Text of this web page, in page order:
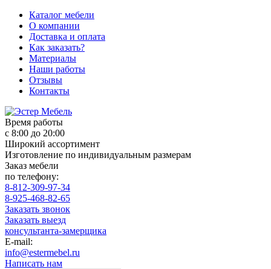
Каталог мебели
О компании
Доставка и оплата
Как заказать?
Материалы
Наши работы
Отзывы
Контакты
Время работы
с 8:00 до 20:00
Широкий ассортимент
Изготовление по индивидуальным размерам
Заказ мебели
по телефону:
8-812-309-97-34
8-925-468-82-65
Заказать звонок
Заказать выезд
консультанта-замерщика
E-mail:
info@estermebel.ru
Написать нам